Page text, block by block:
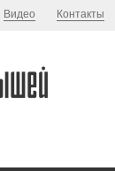
Видео Контакты